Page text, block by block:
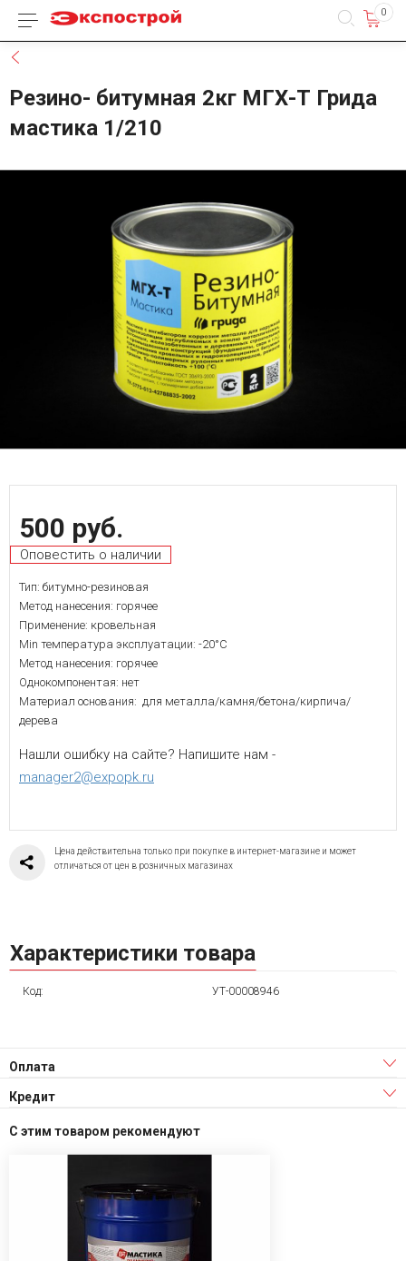
Каталог товаров 0
Резино- битумная 2кг МГХ-Т Грида
мастика 1/210
500 руб.
Оповестить о наличии
Тип: битумно-резиновая
Метод нанесения: горячее
Применение: кровельная
Min температура эксплуатации: -20°С
Метод нанесения: горячее
Однокомпонентая: нет
Материал основания: для металла/камня/бетона/кирпича/
дерева
Нашли ошибку на сайте? Напишите нам -
manager2@expopk.ru
Цена действительна только при покупке в интернет-магазине и может
отличаться от цен в розничных магазинах
Характеристики товара
Код: УТ-00008946
Оплата
Кредит
С этим товаром рекомендуют